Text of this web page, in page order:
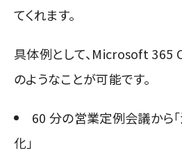
てくれます。
具体例として、Microsoft
のようなことが可能です。
60 分の営業定例会議から
化」